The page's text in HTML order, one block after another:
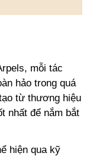
mỗi tác
hảo trong quá
từ thương hiệu
nhất để nắm bắt
hiện qua kỹ